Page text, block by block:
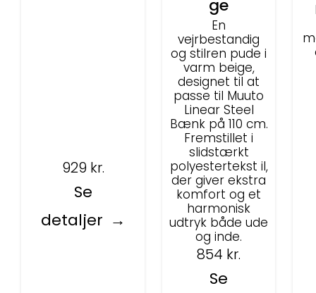
929 kr.
Se
detaljer
ge
En
vejrbestandig
og stilren pude i
varm beige,
designet til at
passe til Muuto
Linear Steel
Bænk på 110 cm.
Fremstillet i
slidstærkt
polyestertekst il,
der giver ekstra
komfort og et
harmonisk
udtryk både ude
og inde.
854 kr.
Se